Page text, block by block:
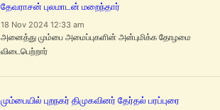
தேவராசன் புலமாடன் மறைந்தார்
18 Nov 2024 12:33 am
அனைத்து மும்பை அமைப்புகளின் அன்புமிக்க தோழமை
விடைபெற்றார்
மும்பையில் புறநகர் திமுகவினர் தேர்தல் பரப்புரை